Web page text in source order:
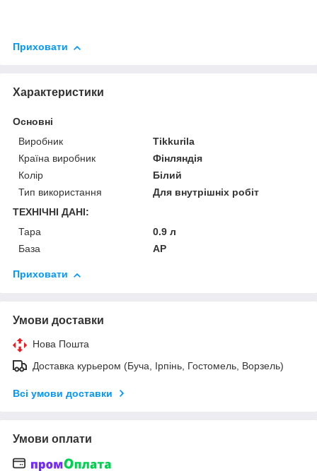
Приховати
Характеристики
Основні
Виробник
Tikkurila
Країна виробник
Фінляндія
Колір
Білий
Тип використання
Для внутрішніх робіт
ТЕХНІЧНІ ДАНІ:
Тара
0.9 л
База
AP
Приховати
Умови доставки
Нова Пошта
Доставка курьером (Буча, Ірпінь, Гостомель, Ворзель)
Всі умови доставки
Умови оплати